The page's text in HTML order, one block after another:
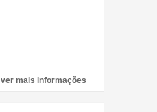
ver mais informações